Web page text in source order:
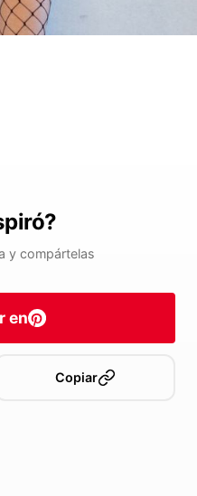
y compártelas
en
Copiar